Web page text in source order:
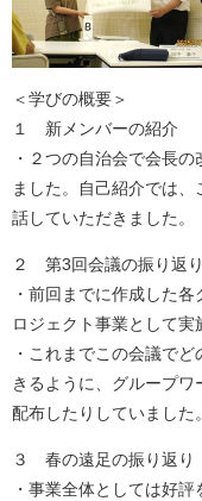
＜学びの概要＞
１ 新メンバーの紹介
・２つの自治会で会長
ました。自己紹介では
話していただきました。
２ 第3回会議の振り返り
・前回までに作成した
ロジェクト事業として実
・これまでこの会議で
きるように、グループ
配布したりしていました。
３ 春の遠足の振り返り
・事業全体としては好評